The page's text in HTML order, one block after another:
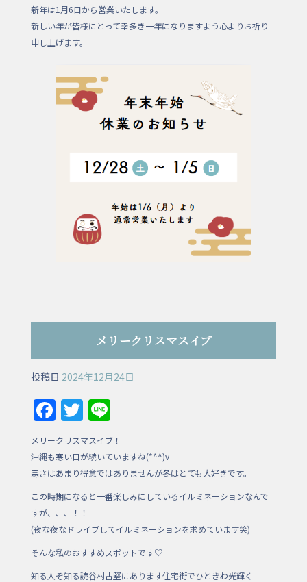
新年は1月6日から営業いたします。
新しい年が皆様にとって幸多き一年になりますよう心よりお祈り
申し上げます。
メリークリスマスイブ
投稿日 2024年12月24日
F
a
c
e
b
o
o
k
T
w
itt
er
Li
n
e
メリークリスマスイブ！
沖縄も寒い日が続いていますね(*^^)v
寒さはあまり得意ではありませんが冬はとても大好きです。
この時期になると一番楽しみにしているイルミネーションなんで
すが、、、！！
(夜な夜なドライブしてイルミネーションを求めています笑)
そんな私のおすすめスポットです♡
知る人ぞ知る読谷村古堅にあります住宅街でひときわ光輝く